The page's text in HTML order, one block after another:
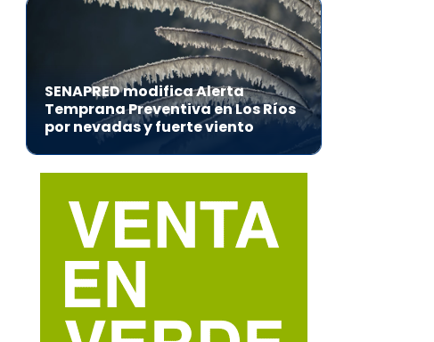
SENAPRED modifica Alerta
Temprana Preventiva en Los Ríos
por nevadas y fuerte viento